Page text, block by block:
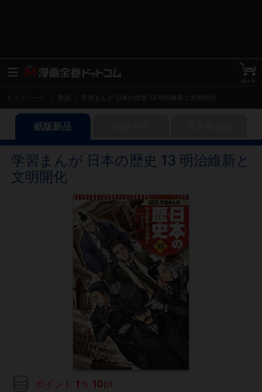
トップページ 学習まんが 日本の歴史 13 明治維新と文明開化
紙版新品
学習まんが 日本の歴史 13 明治維新と
文明開化
ポイント 1 ％ 10pt